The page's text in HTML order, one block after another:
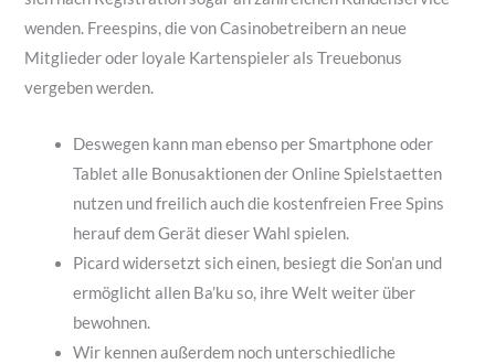
wenden. Freespins, die von Casinobetreibern an neue
Mitglieder oder loyale Kartenspieler als Treuebonus
vergeben werden.
Deswegen kann man ebenso per Smartphone oder
Tablet alle Bonusaktionen der Online Spielstaetten
nutzen und freilich auch die kostenfreien Free Spins
herauf dem Gerät dieser Wahl spielen.
Picard widersetzt sich einen, besiegt die Son’an und
ermöglicht allen Ba’ku so, ihre Welt weiter über
bewohnen.
Wir kennen außerdem noch unterschiedliche